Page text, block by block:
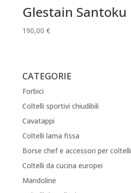
Glestain Santoku
190,00 €
CATEGORIE
Forbici
Coltelli sportivi chiudibili
Cavatappi
Coltelli lama fissa
Borse chef e accessori per coltelli
Coltelli da cucina europei
Mandoline